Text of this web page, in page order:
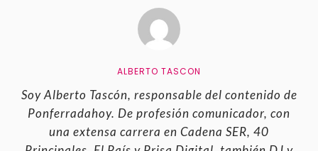
ALBERTO TASCON
Soy Alberto Tascón, responsable del contenido de
Ponferradahoy. De profesión comunicador, con
una extensa carrera en Cadena SER, 40